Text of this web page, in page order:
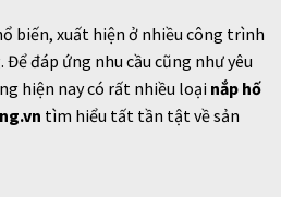
biến, xuất hiện ở nhiều công trình
đáp ứng nhu cầu cũng như yêu
hiện nay có rất nhiều loại nắp hố
tìm hiểu tất tần tật về sản